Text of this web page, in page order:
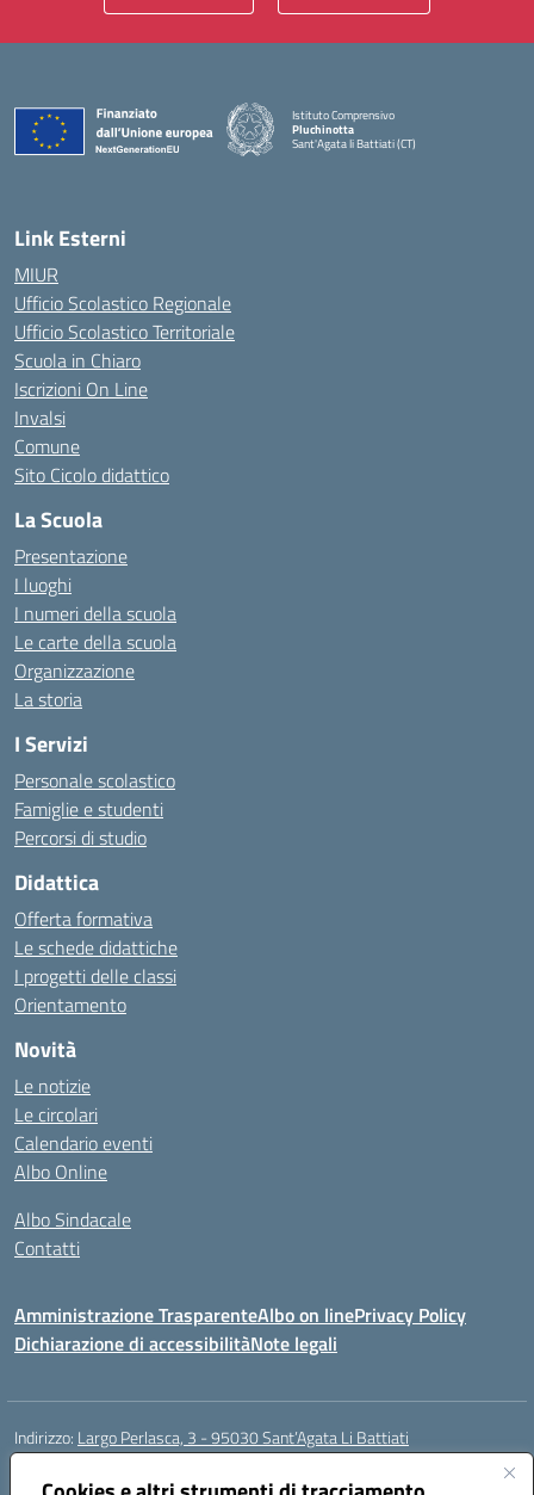
Istituto Comprensivo
Pluchinotta
Sant'Agata li Battiati (CT)
— Visita la pagina iniziale della scuola
Link Esterni
MIUR
Ufficio Scolastico Regionale
Ufficio Scolastico Territoriale
Scuola in Chiaro
Iscrizioni On Line
Invalsi
Comune
Sito Cicolo didattico
La Scuola
Presentazione
I luoghi
I numeri della scuola
Le carte della scuola
Organizzazione
La storia
I Servizi
Personale scolastico
Famiglie e studenti
Percorsi di studio
Didattica
Offerta formativa
Le schede didattiche
I progetti delle classi
Orientamento
Novità
Le notizie
Le circolari
Calendario eventi
Albo Online
Albo Sindacale
Contatti
Amministrazione TrasparenteAlbo on linePrivacy Policy
Dichiarazione di accessibilitàNote legali
Indirizzo: Largo Perlasca, 3 - 95030 Sant’Agata Li Battiati
Centralino:
ctic8bl002@istruzione.it
Posta elettronica certificata (PEC):ctic8bl002@pec.istruzione.it